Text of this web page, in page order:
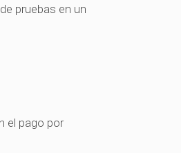
pruebas en un
el pago por